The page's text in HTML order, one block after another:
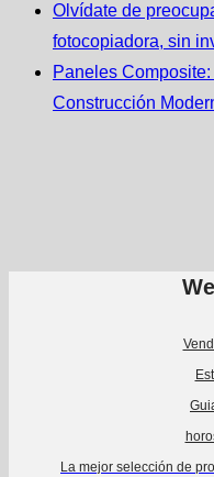
Olvídate de
fotocopiadora, sin
Paneles
Construcción
La mejor selección de